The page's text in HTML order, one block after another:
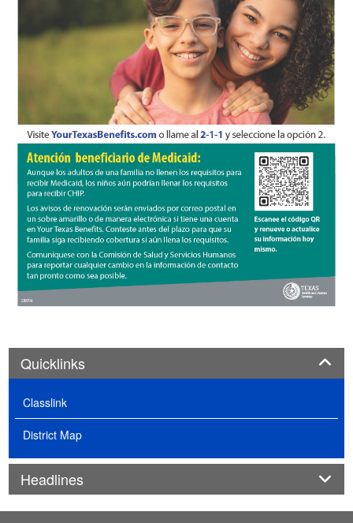
Quicklinks
Classlink
District Map
Headlines